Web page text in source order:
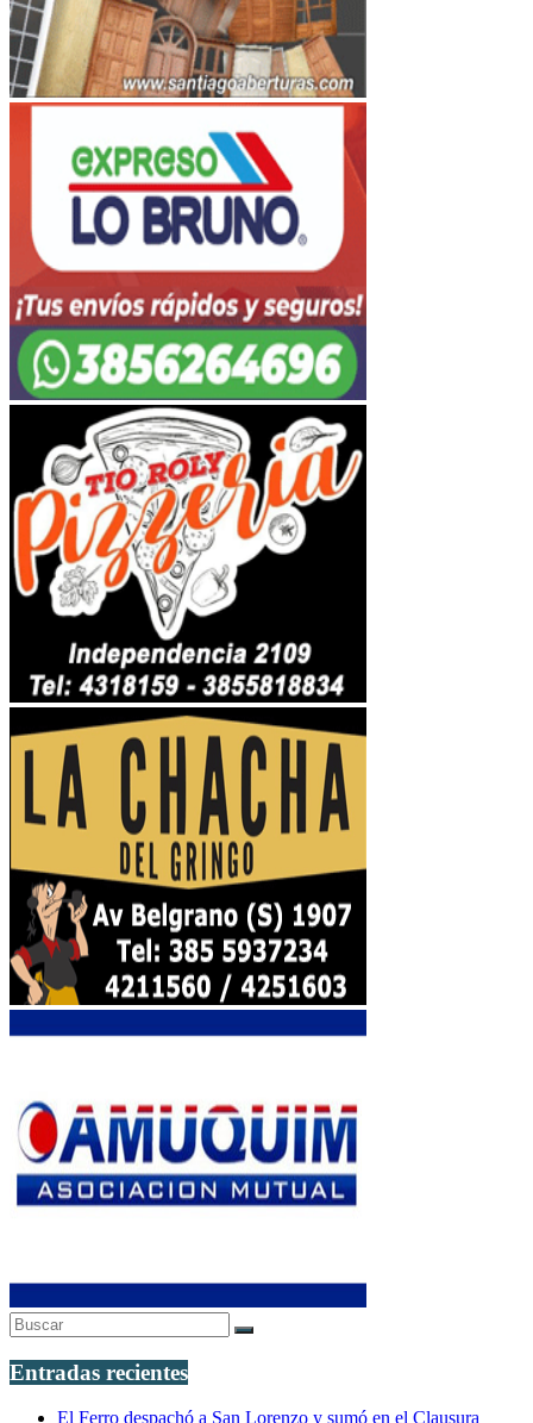
Entradas recientes
El Ferro despachó a San Lorenzo y sumó en el Clausura